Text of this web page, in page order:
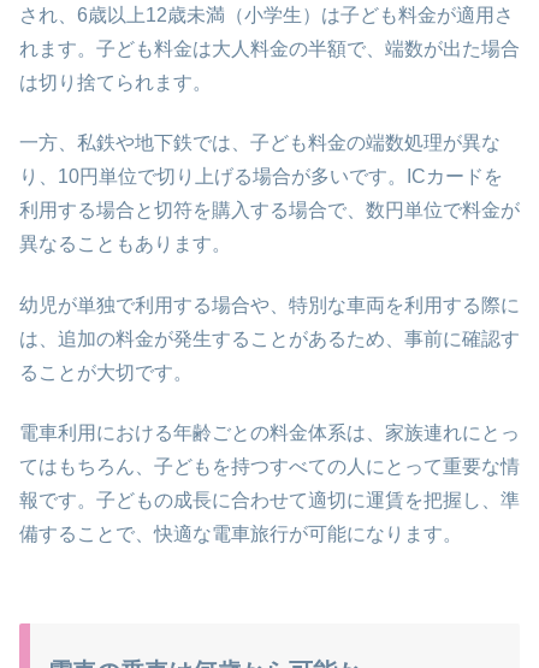
され、6歳以上12歳未満（小学生）は子ども料金が適用さ
れます。子ども料金は大人料金の半額で、端数が出た場合
は切り捨てられます。
一方、私鉄や地下鉄では、子ども料金の端数処理が異な
り、10円単位で切り上げる場合が多いです。ICカードを
利用する場合と切符を購入する場合で、数円単位で料金が
異なることもあります。
幼児が単独で利用する場合や、特別な車両を利用する際に
は、追加の料金が発生することがあるため、事前に確認す
ることが大切です。
電車利用における年齢ごとの料金体系は、家族連れにとっ
てはもちろん、子どもを持つすべての人にとって重要な情
報です。子どもの成長に合わせて適切に運賃を把握し、準
備することで、快適な電車旅行が可能になります。